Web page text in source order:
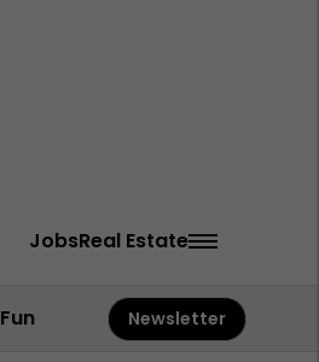
JobsReal Estate
Fun Newsletter